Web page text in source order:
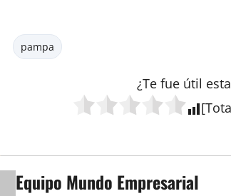
pampa
¿Te fue útil esta
[
Equipo Mundo Empresarial